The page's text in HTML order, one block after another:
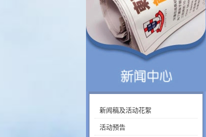
新闻稿及活动花絮
活动预告